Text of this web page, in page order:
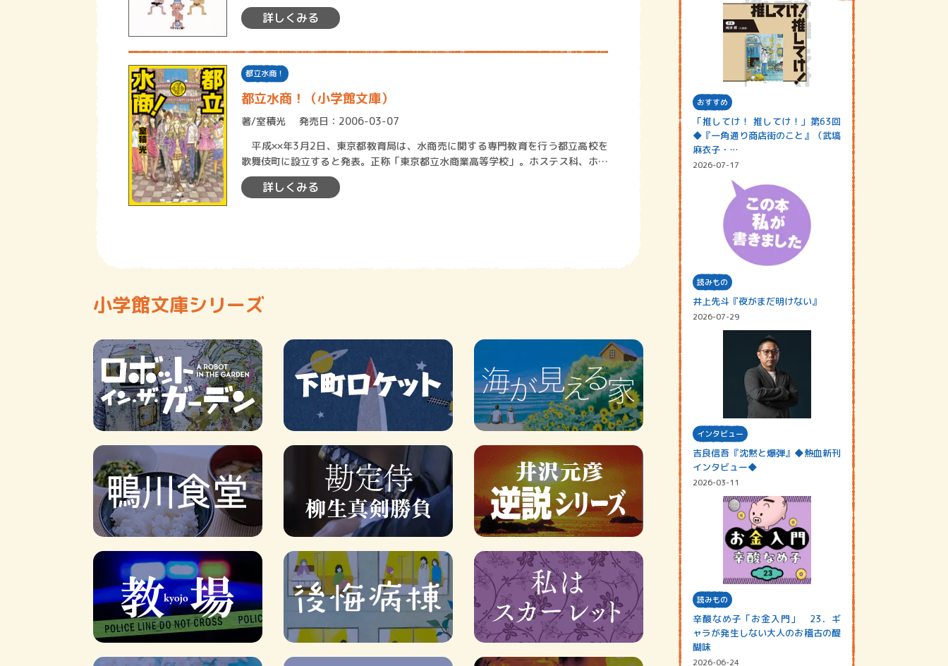
イ警備保障」。この会社の社員には、少々…
詳しくみる
都立水商！
都立水商！（小学館文庫）
著/室積光
発売日：2006-03-07
平成××年3月2日、東京都教育局は、水商売に関する専門教育を行う都立高校を
歌舞伎町に設立すると発表。正称「東京都立水商業高等学校」。ホステス科、ホス
ト科など七学科で発足された「水商」だ…
詳しくみる
小学館文庫シリーズ
おすすめ
「推してけ！ 推してけ！」第63回
◆『一角通り商店街のこと』（武塙
麻衣子・…
2026-07-17
読みもの
井上先斗『夜がまだ明けない』
2026-07-29
インタビュー
吉良信吾『沈黙と爆弾』◆熱血新刊
インタビュー◆
2026-03-11
読みもの
辛酸なめ子「お金入門」 23．ギ
ャラが発生しない大人のお稽古の醍
醐味
2026-06-24